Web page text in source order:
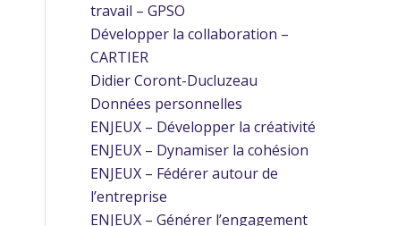
travail – GPSO
Développer la collaboration –
CARTIER
Didier Coront-Ducluzeau
Données personnelles
ENJEUX – Développer la créativité
ENJEUX – Dynamiser la cohésion
ENJEUX – Fédérer autour de
l’entreprise
ENJEUX – Générer l’engagement